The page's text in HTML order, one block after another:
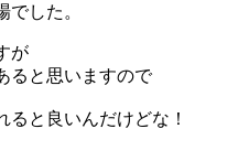
した。
が
ると思いますので
と良いんだけどな！